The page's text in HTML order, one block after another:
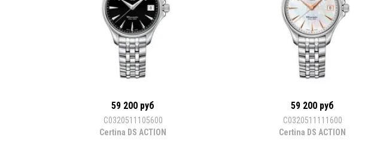
59 200 руб
C0320511105600
Certina DS ACTION
59 200 руб
С0320511111600
Certina DS ACTION